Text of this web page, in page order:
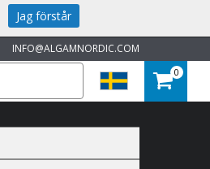
INFO@ALGAMNORDIC.COM
0
Jag förstår